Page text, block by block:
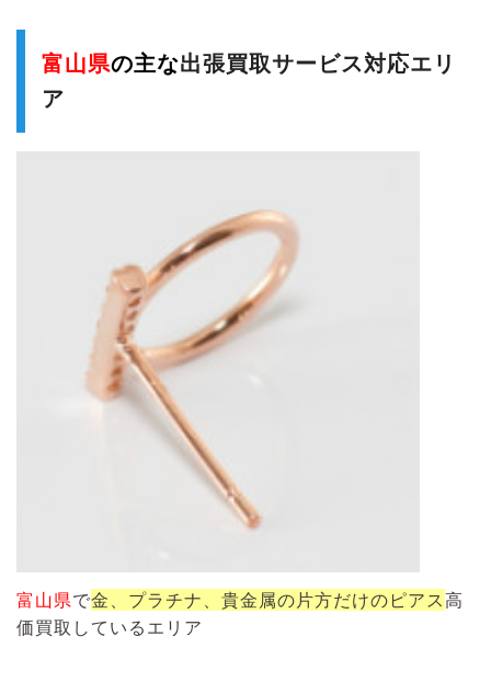
富山県の主な出張買取サービス対応エリ
ア
富山県で金、プラチナ、貴金属の片方だけのピアス高
価買取しているエリア